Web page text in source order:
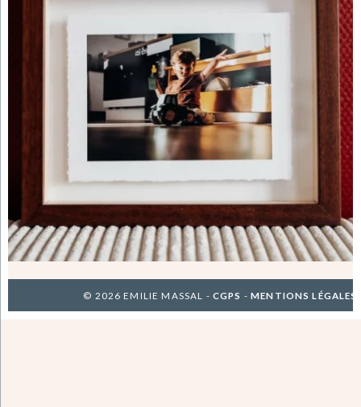
© 2026 EMILIE MASSAL - CGPS -MENTIONS LÉGALES